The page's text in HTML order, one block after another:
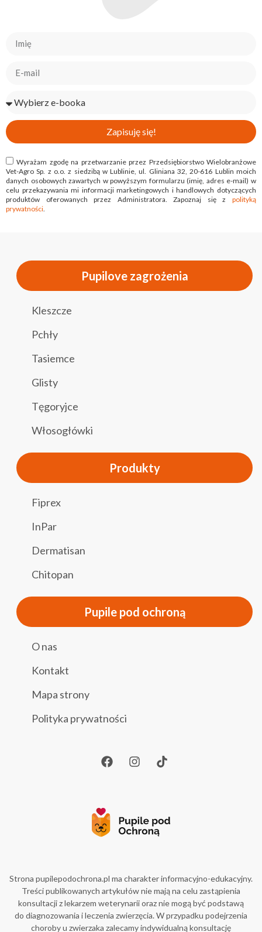
Wyrażam zgodę na przetwarzanie przez Przedsiębiorstwo Wielobranżowe
Vet-Agro Sp. z o.o. z siedzibą w Lublinie, ul. Gliniana 32, 20-616 Lublin moich
danych osobowych zawartych w powyższym formularzu (imię, adres e-mail) w
celu przekazywania mi informacji marketingowych i handlowych dotyczących
produktów oferowanych przez Administratora. Zapoznaj się z polityką
prywatności
Zapisuję się!
Pupilove zagrożenia
Kleszcze
Pchły
Tasiemce
Glisty
Tęgoryjce
Włosogłówki
Produkty
Fiprex
InPar
Dermatisan
Chitopan
Pupile pod ochroną
O nas
Kontakt
Mapa strony
Polityka prywatności
Strona pupilepodochrona.pl ma charakter informacyjno-edukacyjny.
Treści publikowanych artykułów nie mają na celu zastąpienia
konsultacji z lekarzem weterynarii oraz nie mogą być podstawą
do diagnozowania i leczenia zwierzęcia. W przypadku podejrzenia
choroby u zwierzaka zalecamy indywidualną konsultację